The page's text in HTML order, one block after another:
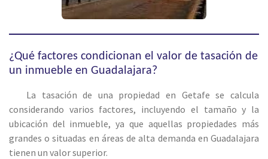
¿Qué factores condicionan el valor de tasación de
un inmueble en Guadalajara?
La tasación de una propiedad en Getafe se calcula
considerando varios factores, incluyendo el tamaño y la
ubicación del inmueble, ya que aquellas propiedades más
grandes o situadas en áreas de alta demanda en Guadalajara
tienen un valor superior.